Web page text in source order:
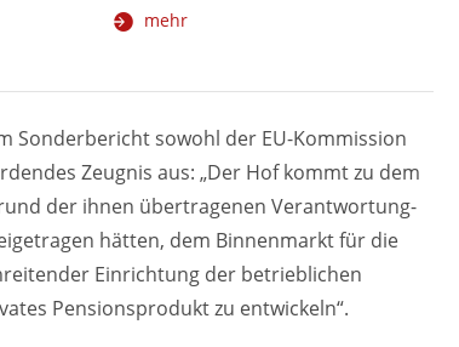
mehr
Sonderbericht sowohl der EU-Kommission
Zeugnis aus: „Der Hof kommt zu dem
der ihnen übertragenen Verantwortung-
hätten, dem Binnenmarkt für die
Einrichtung der betrieblichen
Pensionsprodukt zu entwickeln“.